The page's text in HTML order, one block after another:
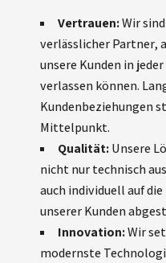
Vertrauen:Wir
verlässlicher Partner,
unsere Kunden in
verlassen können.
Kundenbeziehungen
Mittelpunkt.
Qualität:Unsere
nicht nur technisch
auch individuell auf die
unserer Kunden
Innovation:Wir
modernste